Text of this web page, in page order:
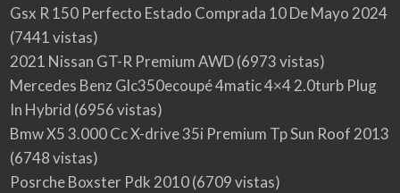
Gsx R 150 Perfecto Estado Comprada 10 De Mayo 2024
(7441 vistas)
2021 Nissan GT-R Premium AWD(6973 vistas)
Mercedes Benz Glc350ecoupé 4matic 4×4 2.0turb Plug
In Hybrid (6956 vistas)
Bmw X5 3.000 Cc X-drive 35i Premium Tp Sun Roof 2013
(6748 vistas)
Posrche Boxster Pdk 2010(6709 vistas)